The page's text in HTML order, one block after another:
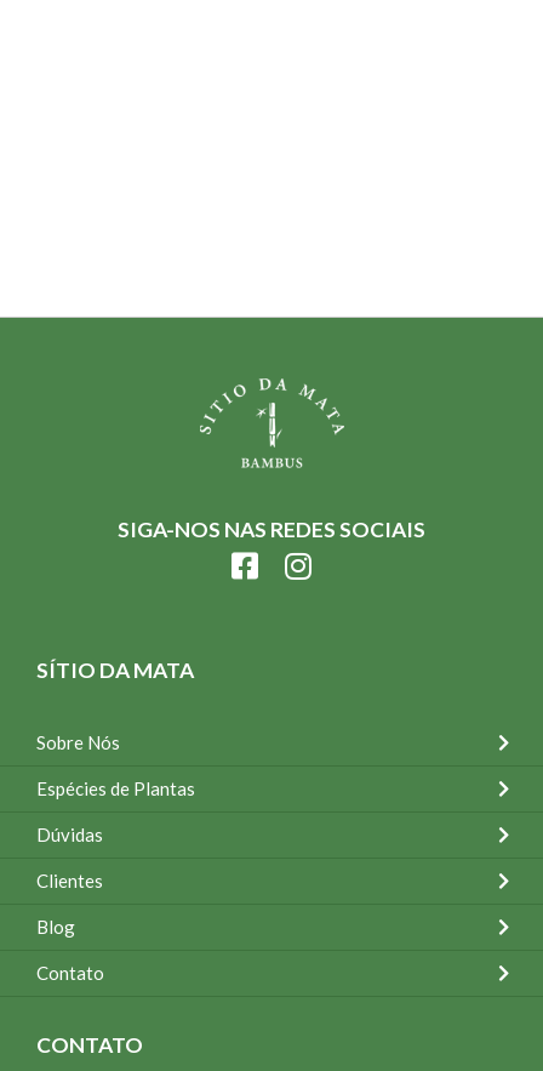
SIGA-NOS NAS REDES SOCIAIS
SÍTIO DA MATA
Sobre Nós
Espécies de Plantas
Dúvidas
Clientes
Blog
Contato
CONTATO